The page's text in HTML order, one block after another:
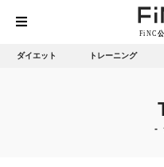
ダイエット トレーニング